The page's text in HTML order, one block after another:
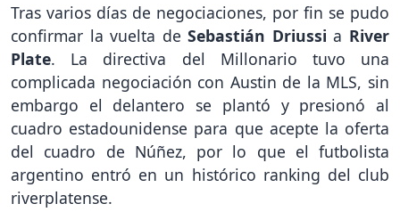
Tras varios días de negociaciones, por fin se pudo
confirmar la vuelta deSebastián Driussia River
Plate. La directiva del Millonario tuvo una
complicada negociación con Austin de la MLS, sin
embargo el delantero se plantó y presionó al
cuadro estadounidense para que acepte la oferta
del cuadro de Núñez, por lo que el futbolista
argentino entró en un histórico ranking del club
riverplatense.